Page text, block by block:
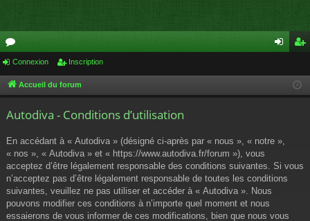
or
u cri
Connexion Inscription
Accueil du forum
Autodiva - Conditions d’utilisation
En accédant à « Autodiva » (désigné ci-après par « nous », « notre »,
« nos », « Autodiva » et « https://www.autodiva.fr/forum »), vous
acceptez d’être légalement responsable des conditions suivantes. Si vous
n’acceptez pas d’être légalement responsable de toutes les conditions
suivantes, veuillez ne pas utiliser et accéder à « Autodiva ». Nous
pouvons modifier ces conditions à n’importe quel moment et nous
essaierons de vous informer de ces modifications, bien que nous vous